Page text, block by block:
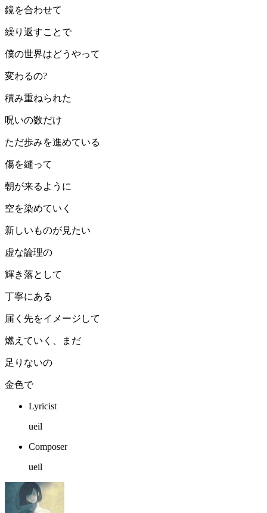
鏡を合わせて
繰り返すことで
僕の世界はどうやって
変わるの?
積み重ねられた
呪いの数だけ
ただ歩みを進めている
傷を縫って
朝が来るように
空を染めていく
新しいものが見たい
虚な論理の
輝き落として
丁寧にある
届く先をイメージして
燃えていく、まだ
足りないの
金色で
Lyricist
ueil
Composer
ueil